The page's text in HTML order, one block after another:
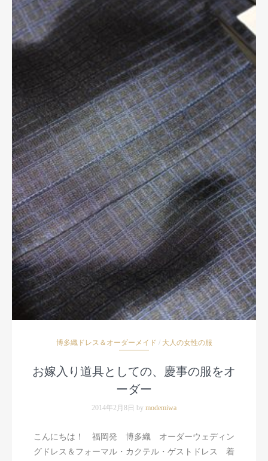
博多織ドレス＆オーダーメイド / 大人の女性の服
お嫁入り道具としての、慶事の服をオ
ーダー
2014年2月8日 by modemiwa
こんにちは！ 福岡発 博多織 オーダーウェディン
グドレス＆フォーマル・カクテル・ゲストドレス 着